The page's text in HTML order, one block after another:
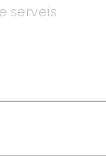
serveis